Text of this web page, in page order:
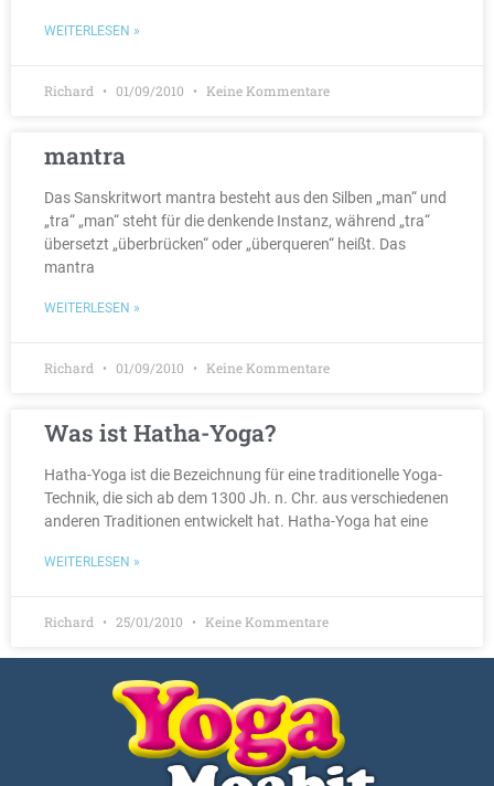
WEITERLESEN »
Richard 01/09/2010 Keine Kommentare
mantra
Das Sanskritwort mantra besteht aus den Silben „man“ und
„tra“ „man“ steht für die denkende Instanz, während „tra“
übersetzt „überbrücken“ oder „überqueren“ heißt. Das
mantra
WEITERLESEN »
Richard 01/09/2010 Keine Kommentare
Was ist Hatha-Yoga?
Hatha-Yoga ist die Bezeichnung für eine traditionelle Yoga-
Technik, die sich ab dem 1300 Jh. n. Chr. aus verschiedenen
anderen Traditionen entwickelt hat. Hatha-Yoga hat eine
WEITERLESEN »
Richard 25/01/2010 Keine Kommentare